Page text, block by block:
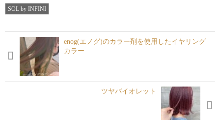
SOL by INFINI
enog(エノグ)のカラー剤を使用したイヤリング
カラー
ツヤバイオレット